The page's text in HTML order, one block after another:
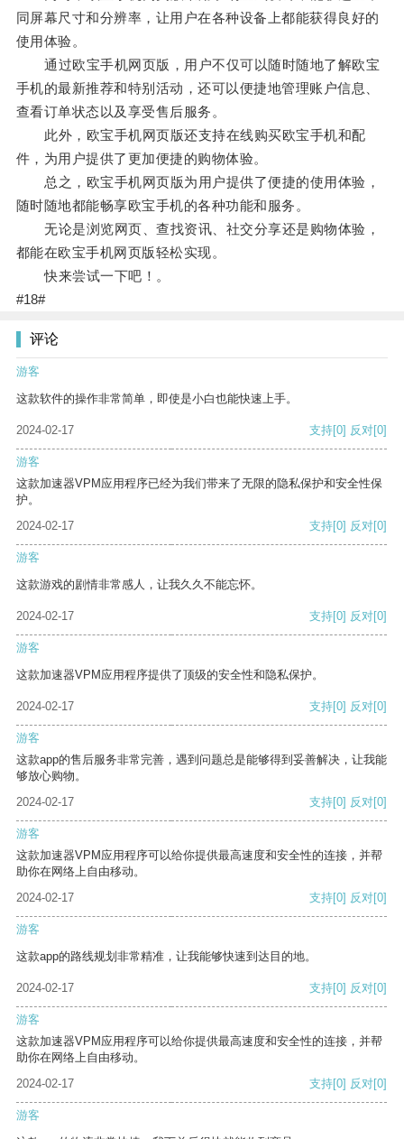
同屏幕尺寸和分辨率，让用户在各种设备上都能获得良好的
使用体验。
通过欧宝手机网页版，用户不仅可以随时随地了解欧宝
手机的最新推荐和特别活动，还可以便捷地管理账户信息、
查看订单状态以及享受售后服务。
此外，欧宝手机网页版还支持在线购买欧宝手机和配
件，为用户提供了更加便捷的购物体验。
总之，欧宝手机网页版为用户提供了便捷的使用体验，
随时随地都能畅享欧宝手机的各种功能和服务。
无论是浏览网页、查找资讯、社交分享还是购物体验，
都能在欧宝手机网页版轻松实现。
快来尝试一下吧！。
#18#
评论
游客
这款软件的操作非常简单，即使是小白也能快速上手。
2024-02-17 支持[0] 反对[0]
游客
这款加速器VPM应用程序已经为我们带来了无限的隐私保护和安全性保
护。
2024-02-17
支持[0] 反对[0]
游客
这款游戏的剧情非常感人，让我久久不能忘怀。
2024-02-17 支持[0] 反对[0]
游客
这款加速器VPM应用程序提供了顶级的安全性和隐私保护。
2024-02-17 支持[0] 反对[0]
游客
这款app的售后服务非常完善，遇到问题总是能够得到妥善解决，让我能
够放心购物。
2024-02-17
支持[0] 反对[0]
游客
这款加速器VPM应用程序可以给你提供最高速度和安全性的连接，并帮
助你在网络上自由移动。
2024-02-17
支持[0] 反对[0]
游客
这款app的路线规划非常精准，让我能够快速到达目的地。
2024-02-17 支持[0] 反对[0]
游客
这款加速器VPM应用程序可以给你提供最高速度和安全性的连接，并帮
助你在网络上自由移动。
2024-02-17
支持[0] 反对[0]
游客